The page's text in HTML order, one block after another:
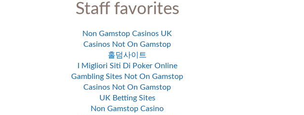
Staff favorites
Non Gamstop Casinos UK
Casinos Not On Gamstop
홀덤사이트
I Migliori Siti Di Poker Online
Gambling Sites Not On Gamstop
Casinos Not On Gamstop
UK Betting Sites
Non Gamstop Casino